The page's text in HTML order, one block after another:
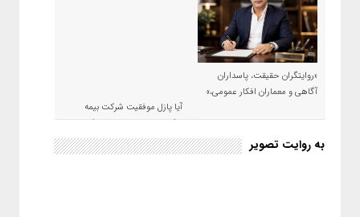
«روایتگران حقیقت، پاسداران
آگاهی و معماران افکار عمومی،»
آیا پازل موفقیت شرکت بیمه
حکمت صبا در سال ۱۴۰۵ کامل می
شود؟!
به روایت تصویر